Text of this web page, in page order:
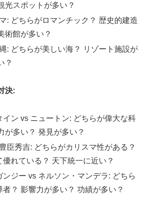
光スポットが多い？
: どちらがロマンチック？ 歴史的建造
術館が多い？
: どちらが美しい海？ リゾート施設が
？
決:
イン vs ニュートン: どちらが偉大な科
が多い？ 発見が多い？
臣秀吉: どちらがカリスマ性がある？
優れている？ 天下統一に近い？
ンジー vs ネルソン・マンデラ: どちら
者？ 影響力が多い？ 功績が多い？